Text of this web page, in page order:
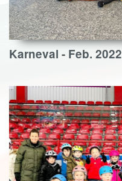
Karneval - Feb. 2022